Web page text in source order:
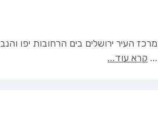
ירושלים בים הרחובות יפו והנביאים בו
... קרא עוד...